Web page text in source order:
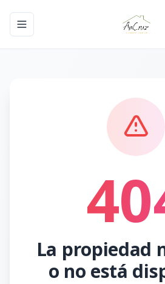
Toggle navigation menu
La propiedad
o no está